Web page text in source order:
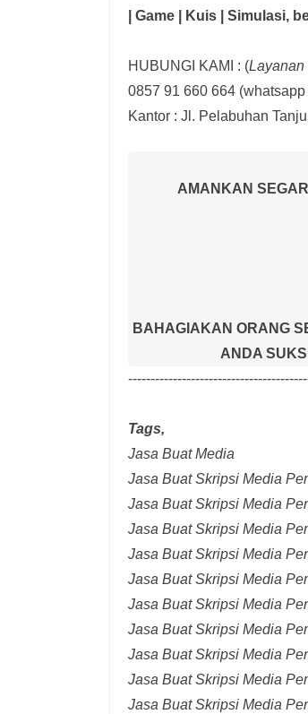
| Game | Kuis | Simulasi,
HUBUNGI KAMI : (Layanan
0857 91 660 664
Kantor : Jl. Pelabuhan
AMANKAN
BAHAGIAKAN ORANG
ANDA
Tags,
Jasa Buat Media
Jasa Buat Skripsi Media
Jasa Buat Skripsi Media
Jasa Buat Skripsi Media
Jasa Buat Skripsi Media
Jasa Buat Skripsi Media
Jasa Buat Skripsi Media
Jasa Buat Skripsi Media
Jasa Buat Skripsi Media
Jasa Buat Skripsi Media
Jasa Buat Skripsi Media